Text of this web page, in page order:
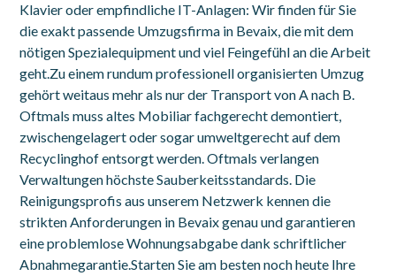
Klavier oder empfindliche IT-Anlagen: Wir finden für Sie
die exakt passende Umzugsfirma in Bevaix, die mit dem
nötigen Spezialequipment und viel Feingefühl an die Arbeit
geht.Zu einem rundum professionell organisierten Umzug
gehört weitaus mehr als nur der Transport von A nach B.
Oftmals muss altes Mobiliar fachgerecht demontiert,
zwischengelagert oder sogar umweltgerecht auf dem
Recyclinghof entsorgt werden. Oftmals verlangen
Verwaltungen höchste Sauberkeitsstandards. Die
Reinigungsprofis aus unserem Netzwerk kennen die
strikten Anforderungen in Bevaix genau und garantieren
eine problemlose Wohnungsabgabe dank schriftlicher
Abnahmegarantie.Starten Sie am besten noch heute Ihre